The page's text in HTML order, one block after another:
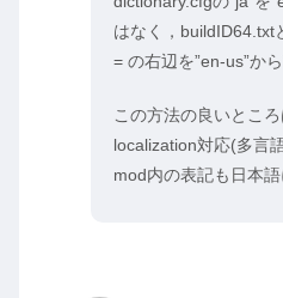
はなく，buildID64.txt
= の右辺を”en-us”か
この方法の良いとこ
localization対応(多言
mod内の表記も日本